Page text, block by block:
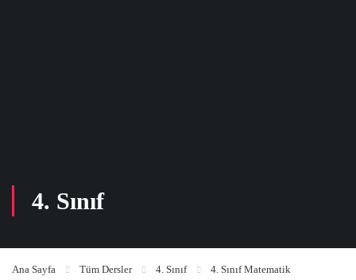
4. Sınıf
Ana Sayfa Tüm Dersler 4. Sınıf 4. Sınıf Matematik